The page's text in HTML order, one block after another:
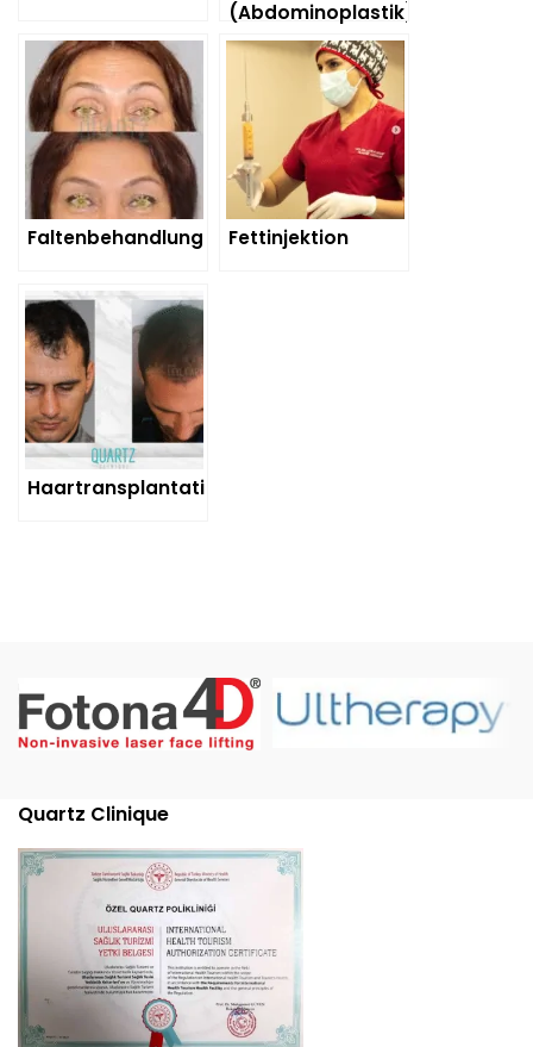
(Abdominoplastik)
Faltenbehandlung Fettinjektion
Haartransplantation
Quartz Clinique